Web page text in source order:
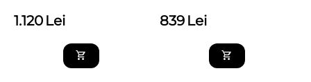
1.120 Lei 839 Lei